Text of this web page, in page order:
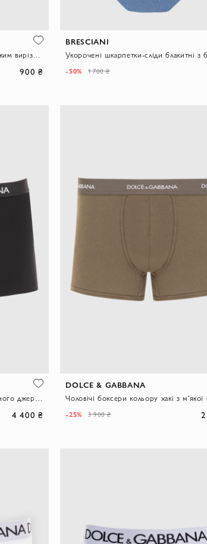
900 ₴
BRESCIANI
-50% 1 700 ₴
4 400 ₴
DOLCE & GABBANA
-25% 3 900 ₴